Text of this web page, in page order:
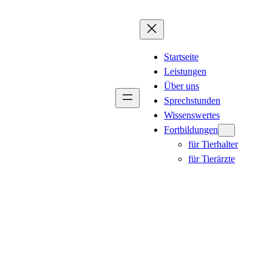
Startseite
Leistungen
Über uns
Sprechstunden
Wissenswertes
Fortbildungen
für Tierhalter
für Tierärzte